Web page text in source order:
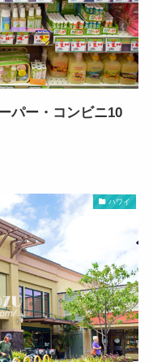
パー・コンビニ10
ハワイ